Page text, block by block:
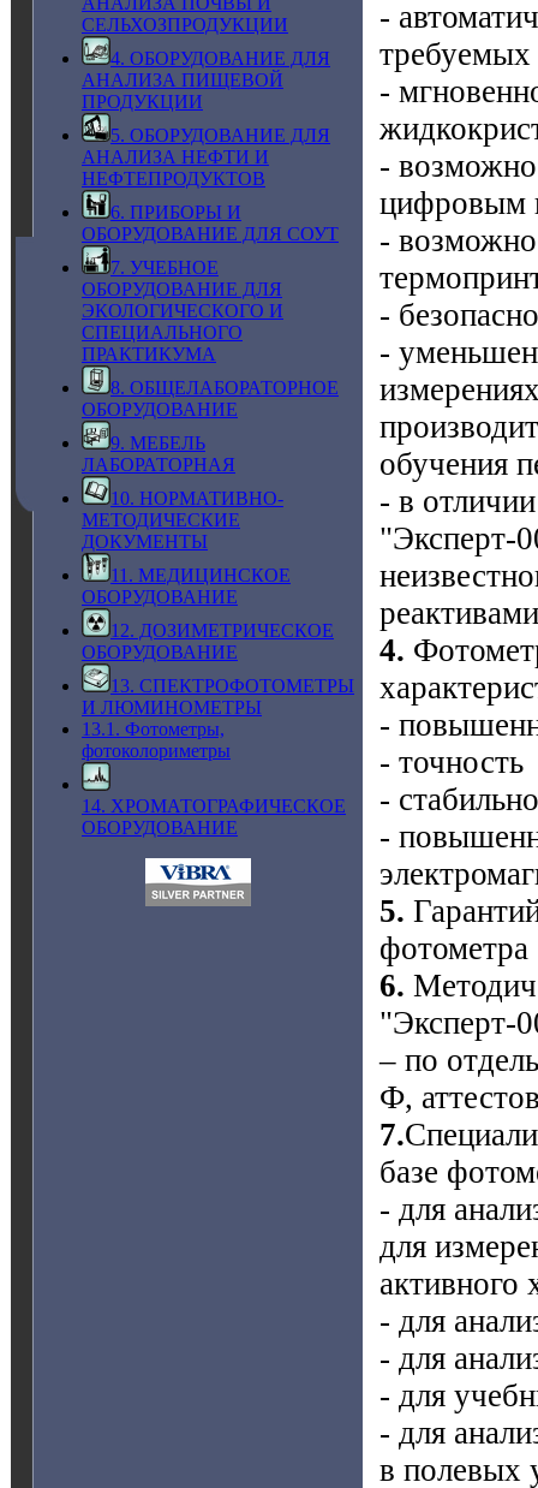
СЕЛЬХОЗПРОДУКЦИИ
4. ОБОРУДОВАНИЕ ДЛЯ
АНАЛИЗА ПИЩЕВОЙ
ПРОДУКЦИИ
5. ОБОРУДОВАНИЕ ДЛЯ
АНАЛИЗА НЕФТИ И
НЕФТЕПРОДУКТОВ
6. ПРИБОРЫ И
ОБОРУДОВАНИЕ ДЛЯ СОУТ
7. УЧЕБНОЕ
ОБОРУДОВАНИЕ ДЛЯ
ЭКОЛОГИЧЕСКОГО И
СПЕЦИАЛЬНОГО
ПРАКТИКУМА
8. ОБЩЕЛАБОРАТОРНОЕ
ОБОРУДОВАНИЕ
9. МЕБЕЛЬ
ЛАБОРАТОРНАЯ
10. НОРМАТИВНО-
МЕТОДИЧЕСКИЕ
ДОКУМЕНТЫ
11. МЕДИЦИНСКОЕ
ОБОРУДОВАНИЕ
12. ДОЗИМЕТРИЧЕСКОЕ
ОБОРУДОВАНИЕ
13. СПЕКТРОФОТОМЕТРЫ
И ЛЮМИНОМЕТРЫ
13.1. Фотометры,
фотоколориметры
14. ХРОМАТОГРАФИЧЕСКОЕ
ОБОРУДОВАНИЕ
-
требуемых
-
-
цифровым
-
-
-
обучения
- в
"Эксперт-
4.
-
- точность
-
-
5.
фотометра
6.
"Эксперт-
– по
Ф,
7.
базе
- для
для
активного
- для
- для
- для
- для
в полевых